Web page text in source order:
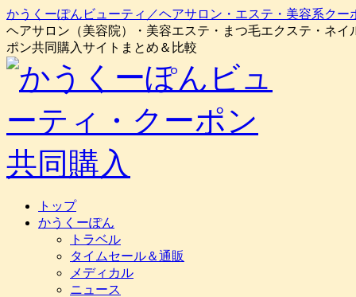
かうくーぽんビューティ／ヘアサロン・エステ・美容系ク
ヘアサロン（美容院）・美容エステ・まつ毛エクステ・ネ
ポン共同購入サイトまとめ＆比較
トップ
かうくーぽん
トラベル
タイムセール＆通販
メディカル
ニュース